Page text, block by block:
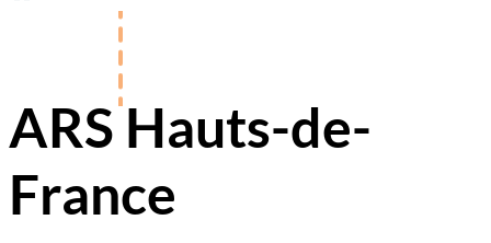
ARS Hauts-de-
France